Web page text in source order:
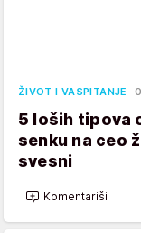
ŽIVOT I VASPITANJE
5 loših tipova
senku na ceo
svesni
Komentariši